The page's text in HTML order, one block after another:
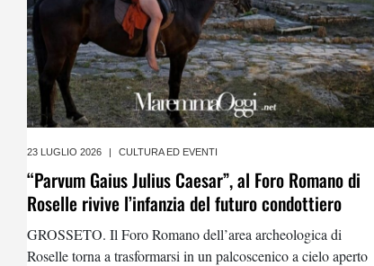
23 LUGLIO 2026 | CULTURA ED EVENTI
“Parvum Gaius Julius Caesar”, al Foro Romano di
Roselle rivive l’infanzia del futuro condottiero
GROSSETO. Il Foro Romano dell’area archeologica di
Roselle torna a trasformarsi in un palcoscenico a cielo aperto